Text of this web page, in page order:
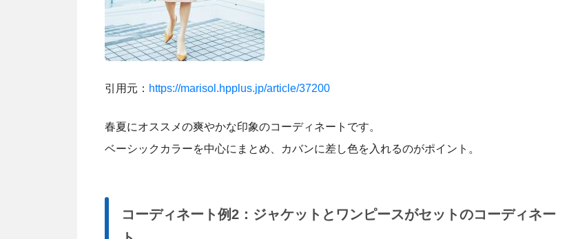
引用元： https://marisol.hpplus.jp/article/37200
春夏にオススメの爽やかな印象のコーディネートです。
ベーシックカラーを中心にまとめ、カバンに差し色を入れるのがポイント。
コーディネート例2：ジャケットとワンピースがセットのコーディネー